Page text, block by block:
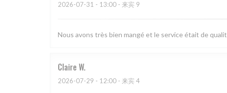
2026-07-31 - 13:00 - 来宾 9
Nous avons très bien mangé et le service était de
Claire W
2026-07-29 - 12:00 - 来宾 4